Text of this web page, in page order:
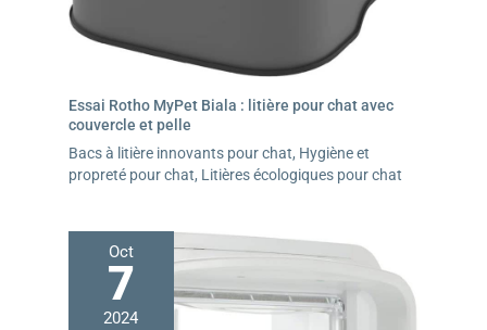
une hygiène sans effort. Prendre soin de votre chat n’a
Essai Rotho MyPet Biala : litière pour chat avec
couvercle et pelle
Bacs à litière innovants pour chat, Hygiène et
propreté pour chat, Litières écologiques pour chat
Oct
7
2024